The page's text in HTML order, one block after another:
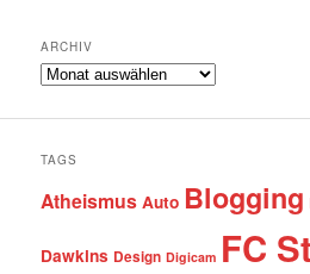
ARCHIV
Archiv
TAGS
Atheismus Auto Blogging
Dawkins Design Digicam FC